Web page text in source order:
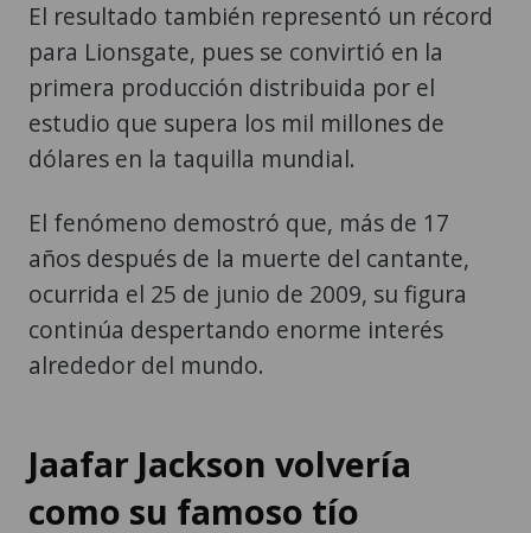
El resultado también representó un récord
para Lionsgate, pues se convirtió en la
primera producción distribuida por el
estudio que supera los mil millones de
dólares en la taquilla mundial.
El fenómeno demostró que, más de 17
años después de la muerte del cantante,
ocurrida el 25 de junio de 2009, su figura
continúa despertando enorme interés
alrededor del mundo.
Jaafar Jackson volvería
como su famoso tío